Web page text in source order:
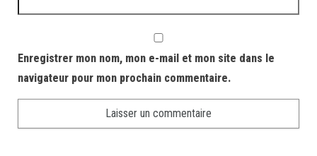
Enregistrer mon nom, mon e-mail et mon site dans le
navigateur pour mon prochain commentaire.